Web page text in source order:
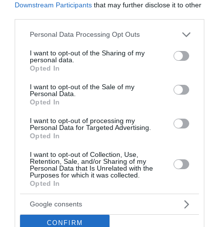
Downstream Participants that may further disclose it to other
Please note that this website/app uses one or more Google
not limited to your visit or usage behaviour. You may click to
grant or deny consent to Google and its third-party tags to
use your data for below specified purposes in below Google
consent section.
Personal Data Processing Opt Outs
I want to opt-out of the Sharing of my
personal data.
Opted In
I want to opt-out of the Sale of my
Personal Data.
Opted In
I want to opt-out of processing my
Personal Data for Targeted Advertising.
Opted In
I want to opt-out of Collection, Use,
Retention, Sale, and/or Sharing of my
Personal Data that Is Unrelated with the
Purposes for which it was collected.
Opted In
Google consents
CONFIRM
Bloomberg: Η Τουρκία περιορίζει τη διέλευση
πλοίων προς τη Μαύρη Θάλασσα
Η Τουρκία περιορίζει την εμπορική ναυσιπλοΐα πλοίων
των Δαρδανελίων, μετέδωσε το Bloomberg. Eντείνονται
οι ανησυχίες για την ασφάλ...